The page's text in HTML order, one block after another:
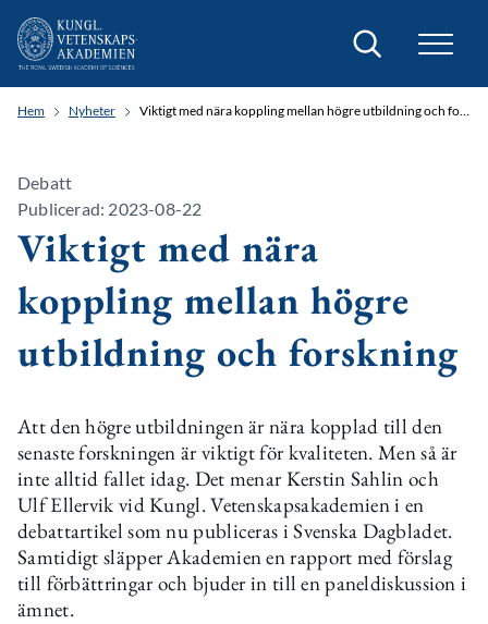
Sök
Hem Nyheter Viktigt med nära koppling mellan högre utbildning och forskning
Debatt
Publicerad: 2023-08-22
Viktigt med nära
koppling mellan högre
utbildning och forskning
Att den högre utbildningen är nära kopplad till den
senaste forskningen är viktigt för kvaliteten. Men så är
inte alltid fallet idag. Det menar Kerstin Sahlin och
Ulf Ellervik vid Kungl. Vetenskapsakademien i en
debattartikel som nu publiceras i Svenska Dagbladet.
Samtidigt släpper Akademien en rapport med förslag
till förbättringar och bjuder in till en paneldiskussion i
ämnet.